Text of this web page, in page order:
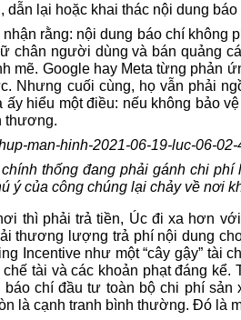
dẫn lại hoặc khai thác nội dung
nhận rằng: nội dung báo chí không
chân người dùng và bán quảng
mẽ. Google hay Meta từng phản
Nhưng cuối cùng, họ vẫn phải
ấy hiểu một điều: nếu không bảo
thương.
thống đang phải gánh chi
ý của công chúng lại chảy về nơi
thì phải trả tiền, Úc đi xa hơn
thương lượng trả phí nội dung
Incentive như một “cây gậy” tài
tài và các khoản phạt đáng kể.
báo chí đầu tư toàn bộ chi phí
là cạnh tranh bình thường. Đó là